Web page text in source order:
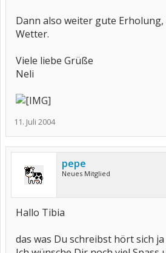
Dann also weiter gute
Wetter.
Viele liebe Grüße
Neli
11. Juli 2004
pepe
Neues Mitglied
Hallo Tibia
das was Du schreibst hört sich